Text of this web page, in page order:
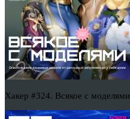
Хакер #324. Всякое с моделями